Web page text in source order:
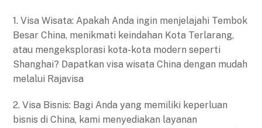
1. Visa Wisata: Apakah Anda ingin menjelajahi Tembok
Besar China, menikmati keindahan Kota Terlarang,
atau mengeksplorasi kota-kota modern seperti
Shanghai? Dapatkan visa wisata China dengan mudah
melalui Rajavisa
2. Visa Bisnis: Bagi Anda yang memiliki keperluan
bisnis di China, kami menyediakan layanan